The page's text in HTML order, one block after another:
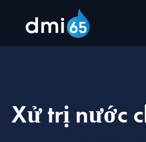
Xử trị nước
You are here: